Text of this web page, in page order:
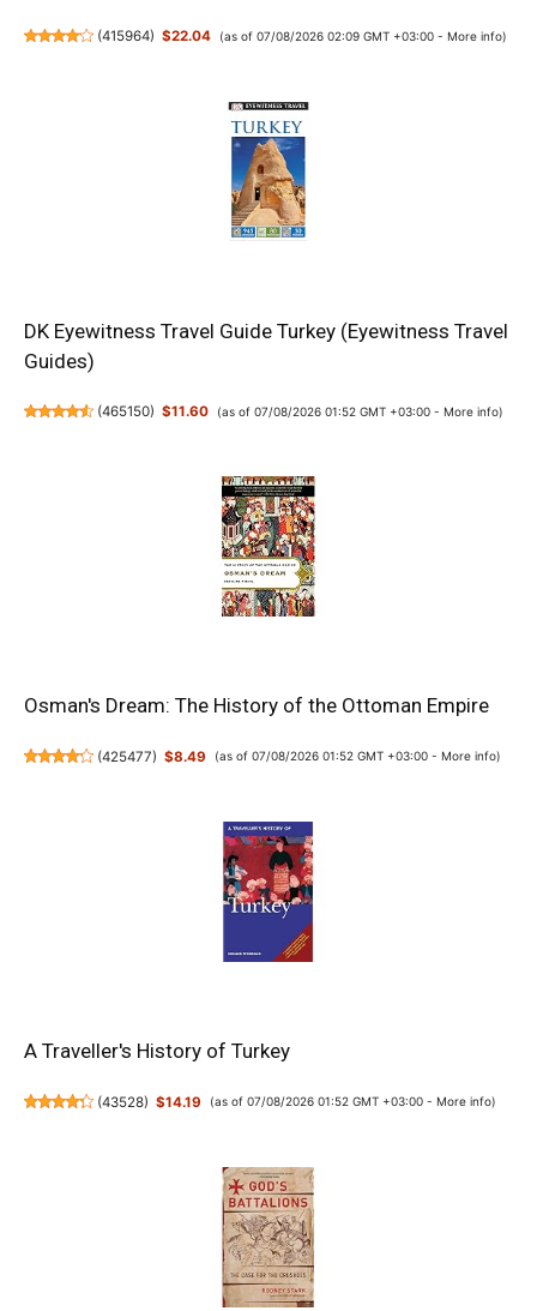
(415964) $22.04 (as of 07/08/2026 02:09 GMT +03:00 - More info)
DK Eyewitness Travel Guide Turkey (Eyewitness Travel
Guides)
(465150) $11.60 (as of 07/08/2026 01:52 GMT +03:00 - More info)
Osman's Dream: The History of the Ottoman Empire
(425477) $8.49 (as of 07/08/2026 01:52 GMT +03:00 - More info)
A Traveller's History of Turkey
(43528) $14.19 (as of 07/08/2026 01:52 GMT +03:00 - More info)